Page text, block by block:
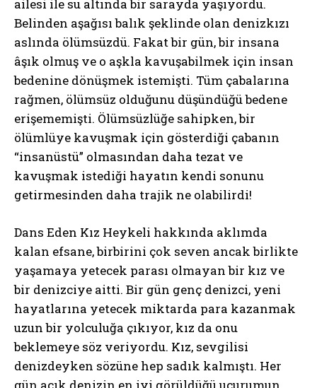
ailesi ile su altında bir sarayda yaşıyordu.
Belinden aşağısı balık şeklinde olan denizkızı
aslında ölümsüzdü. Fakat bir gün, bir insana
âşık olmuş ve o aşkla kavuşabilmek için insan
bedenine dönüşmek istemişti. Tüm çabalarına
rağmen, ölümsüz olduğunu düşündüğü bedene
erişememişti. Ölümsüzlüğe sahipken, bir
ölümlüye kavuşmak için gösterdiği çabanın
“insanüstü” olmasından daha tezat ve
kavuşmak istediği hayatın kendi sonunu
getirmesinden daha trajik ne olabilirdi!
Dans Eden Kız Heykeli hakkında aklımda
kalan efsane, birbirini çok seven ancak birlikte
yaşamaya yetecek parası olmayan bir kız ve
bir denizciye aitti. Bir gün genç denizci, yeni
hayatlarına yetecek miktarda para kazanmak
uzun bir yolculuğa çıkıyor, kız da onu
beklemeye söz veriyordu. Kız, sevgilisi
denizdeyken sözüne hep sadık kalmıştı. Her
gün açık denizin en iyi görüldüğü uçurumun